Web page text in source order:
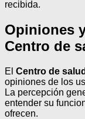
recibida.
Opiniones
Centro de
El Centro de
opiniones de los
La percepción
entender su
ofrecen.